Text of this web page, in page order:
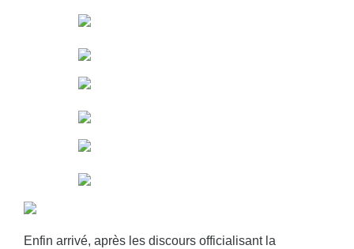
Enfin arrivé, après les discours officialisant la